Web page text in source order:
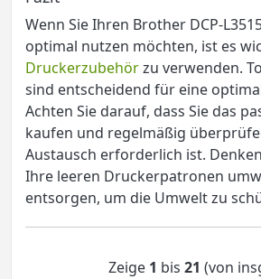
Wenn Sie Ihren Brother DCP-
optimal nutzen möchten, ist es
Druckerzubehörzu verwenden.
sind entscheidend für eine
Achten Sie darauf, dass Sie das
kaufen und regelmäßig
Austausch erforderlich ist.
Ihre leeren Druckerpatronen
entsorgen, um die Umwelt zu
Zeige 1 bis 21 (von